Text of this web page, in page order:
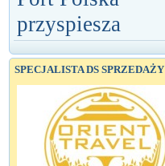
przyspiesza
SPECJALISTA DS SPRZEDAŻY